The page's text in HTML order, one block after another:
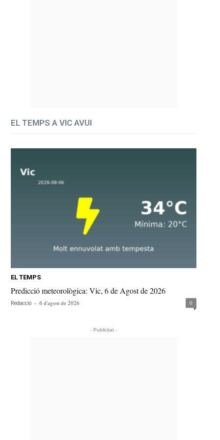
EL TEMPS A VIC AVUI
EL TEMPS
Predicció meteorològica: Vic, 6 de Agost de 2026
Redacció - 6 d'agost de 2026 0
- Publicitat -